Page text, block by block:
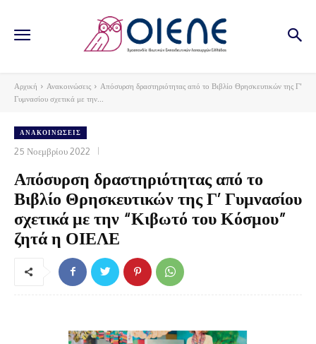
Αρχική Ανακοινώσεις
Απόσυρση δραστηριότητας από το Βιβλίο Θρησκευτικών της Γ'
Γυμνασίου σχετικά με την...
ΑΝΑΚΟΙΝΏΣΕΙΣ
25 Νοεμβρίου 2022
Απόσυρση δραστηριότητας από το
Βιβλίο Θρησκευτικών της Γ’ Γυμνασίου
σχετικά με την “Κιβωτό του Κόσμου”
ζητά η ΟΙΕΛΕ